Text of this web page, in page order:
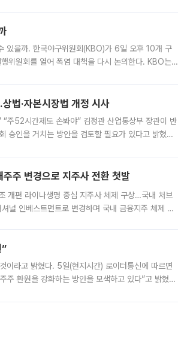
있을까. 한국야구위원회(KBO)가 6일 오후 10개 구
위원회를 열어 폭염 대책을 다시 논의한다. KBO는
법·자본시장법 개정 시사
주52시간제도 손봐야” 김정관 산업통상부 장관이 반
승인을 거치는 방안을 검토할 필요가 있다고 밝혔다.
주 변경으로 지주사 전환 첫발
개편 라이나생명 중심 지주사 체제 구상…국내 처브
널 인베스트먼트로 변경하며 국내 금융지주 체제 구
) 로이터통신에 따르면
환원을 강화하는 방안을 모색하고 있다”고 밝혔다.